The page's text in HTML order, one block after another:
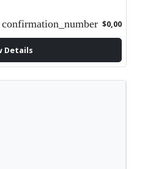
confirmation_number $0,00
Details